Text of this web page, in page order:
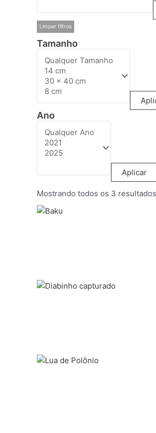
Limpar filtros
Tamanho
Ano
Aplicar
Mostrando todos os 3 resultados